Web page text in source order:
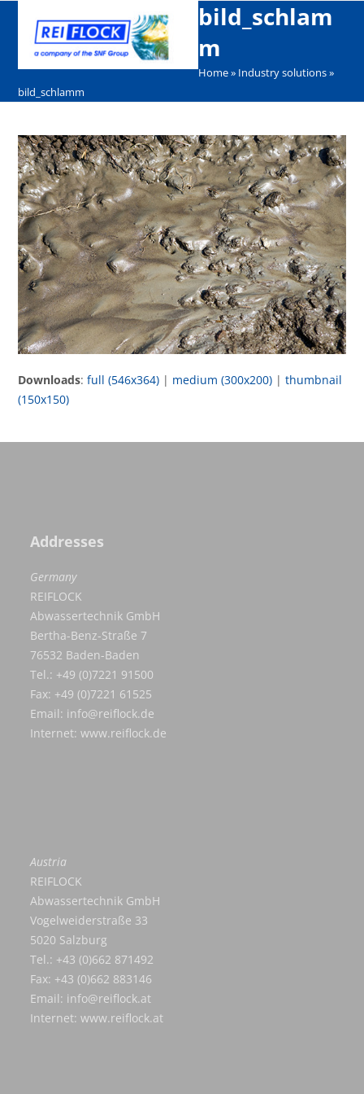
content
Open
mobile
menu
Close
mobile
menu
bild_schlam
m
Home» Industry solutions»
bild_schlamm
Downloads:full (546x364) | medium (300x200) |thumbnail
(150x150)
Addresses
Germany
REIFLOCK
Abwassertechnik GmbH
Bertha-Benz-Straße 7
76532 Baden-Baden
Tel.: +49 (0)7221 91500
Fax: +49 (0)7221 61525
Email: info@reiflock.de
Internet:www.reiflock.de
Austria
REIFLOCK
Abwassertechnik GmbH
Vogelweiderstraße 33
5020 Salzburg
Tel.: +43 (0)662 871492
Fax: +43 (0)662 883146
Email: info@reiflock.at
Internet:www.reiflock.at